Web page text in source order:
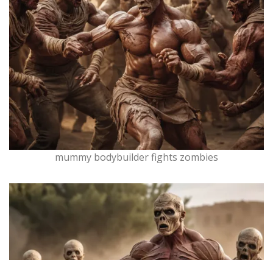
mummy bodybuilder fights zombies